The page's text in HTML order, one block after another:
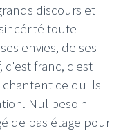
discours et
toute
envies, de ses
c'est franc, c'est
chantent ce qu'ils
Nul besoin
de bas étage pour